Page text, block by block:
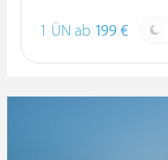
1 ÜN ab 199 €